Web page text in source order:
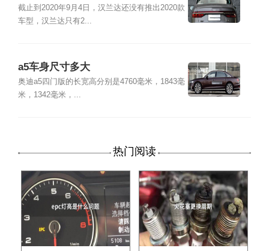
截止到2020年9月4日，汉兰达还没有推出2020款
车型，汉兰达只有2...
a5车身尺寸多大
奥迪a5四门版的长宽高分别是4760毫米，1843毫
米，1342毫米，...
热门阅读